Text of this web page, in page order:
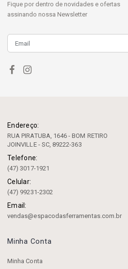
Fique por dentro de novidades e ofertas
assinando nossa Newsletter
Endereço:
RUA PIRATUBA, 1646 - BOM RETIRO
JOINVILLE - SC, 89222-363
Telefone:
(47) 3017-1921
Celular:
(47) 99231-2302
Email:
vendas@espacodasferramentas.com.br
Minha Conta
Minha Conta